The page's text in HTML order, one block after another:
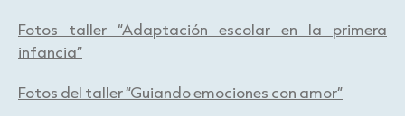
Fotos taller “Adaptación escolar en la primera
infancia”
Fotos del taller “Guiando emociones con amor”